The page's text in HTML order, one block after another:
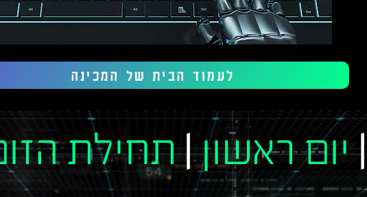
לעמוד הבית של המכינה
|יום ראשון|תחילת הזום :